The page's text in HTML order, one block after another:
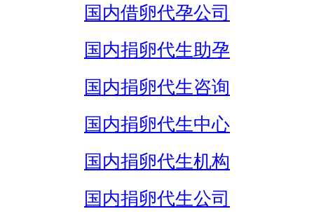
国内借卵代孕公司
国内捐卵代生助孕
国内捐卵代生咨询
国内捐卵代生中心
国内捐卵代生机构
国内捐卵代生公司